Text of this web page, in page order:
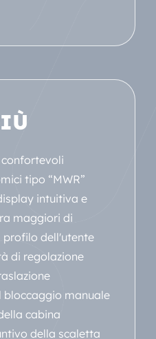
tipo “MWR”
intuitiva e
maggiori di
profilo dell'utente
di regolazione
bloccaggio manuale
cabina
della scaletta